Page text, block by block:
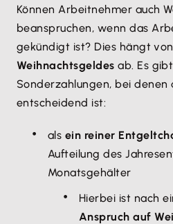
Können Arbeitnehmer auch
beanspruchen, wenn das
gekündigt ist? Dies hängt
Weihnachtsgeldes ab. Es
Sonderzahlungen, bei denen
entscheidend ist:
als ein reiner
Aufteilung des
Monatsgehälter
Hierbei ist nach
Anspruch auf